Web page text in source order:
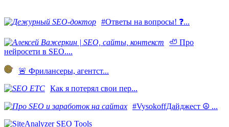
#Ответы на вопросы! ❓...
🦥 Про
нейросети в SEO....
​🚨 Фрилансеры, агентст...
Как я потерял свои пер...
#VysokoffДайджест ☮️ ...